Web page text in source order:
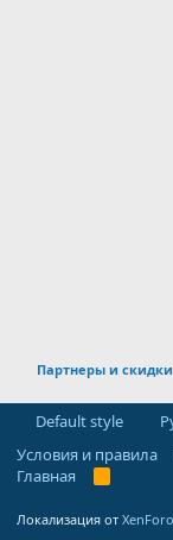
Партнеры и скидки
Default style
Условия и правила
Главная
R
Локализация от